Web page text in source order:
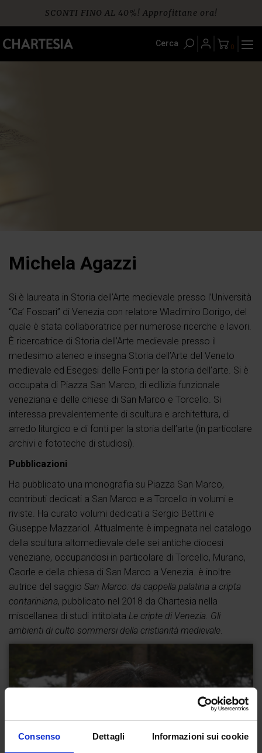
Consenso Dettagli Informazioni sui cookie
content
SCONTI FINO AL 40%! Approfittane ora!
Spedizione gratuita per ordini da € 60
Cerca 0
Michela Agazzi
Si è laureata in Storia dell’Arte medievale presso l’Università
“Ca’ Foscari” di Venezia con relatore Wladimiro Dorigo, del
quale è stata collaboratrice per numerose ricerche e lavori.
È ricercatrice di Storia dell’Arte medievale presso il
medesimo ateneo e insegna Storia dell’Arte del Veneto
medievale ed Esegesi delle Fonti per la storia dell’arte. Si è
occupata di Piazza San Marco, di edilizia funzionale
veneziana e delle chiese di San Marco e Torcello. Si
interessa prevalentemente di scultura e architettura, di
arredo liturgico e di fonti per la storia dell’arte (in particolare
archivi e fototeche di studiosi).
Pubblicazioni
Ha pubblicato una monografia su Piazza San Marco,
contributi dedicati a San Marco e a Torcello in volumi e
riviste. Ha curato volumi dedicati a Sergio Bettini e
Giuseppe Mazzariol. Attualmente è impegnata nel catalogo
della scultura altomedievale delle sei antiche diocesi
veneziane, occupandosi in particolare di Torcello, Murano,
Caorle e della chiesa di San Marco a Venezia. è inoltre
autrice del saggio San Marco: da cappella palatina a cripta
contariniana, pubblicato nel 2018 da Chartesia nella
miscellanea di studi intitolata Le cripte di Venezia. Gli
ambienti di culto sommersi della cristianità medievale.